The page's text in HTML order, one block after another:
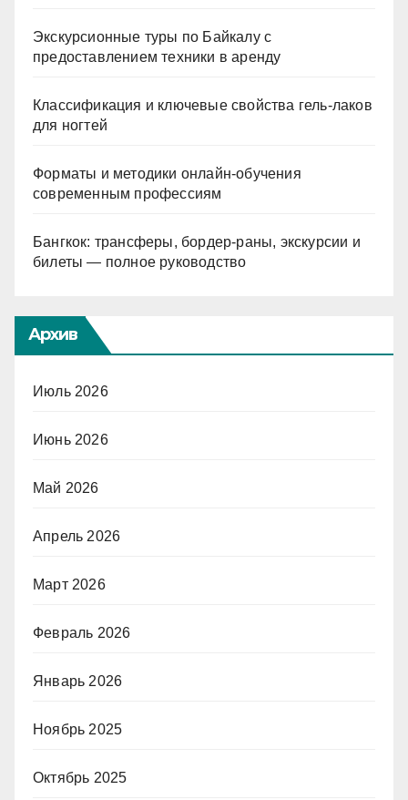
Экскурсионные туры по Байкалу с
предоставлением техники в аренду
Классификация и ключевые свойства гель-лаков
для ногтей
Форматы и методики онлайн-обучения
современным профессиям
Бангкок: трансферы, бордер-раны, экскурсии и
билеты — полное руководство
Архив
Июль 2026
Июнь 2026
Май 2026
Апрель 2026
Март 2026
Февраль 2026
Январь 2026
Ноябрь 2025
Октябрь 2025